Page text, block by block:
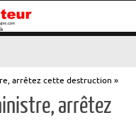
arrêtez cette destruction »
arrêtez